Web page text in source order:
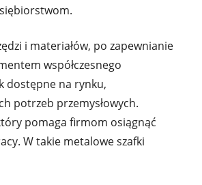
i materiałów, po zapewnianie
współczesnego
dostępne na rynku,
potrzeb przemysłowych.
pomaga firmom osiągnąć
W takie metalowe szafki